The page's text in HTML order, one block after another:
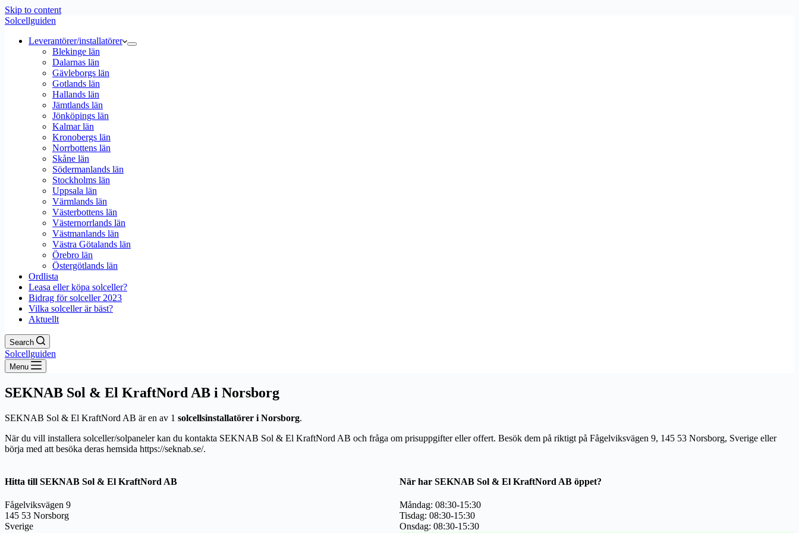
Skip to content
Solcellguiden
Leverantörer/installatörer
Blekinge län
Dalarnas län
Gävleborgs län
Gotlands län
Hallands län
Jämtlands län
Jönköpings län
Kalmar län
Kronobergs län
Norrbottens län
Skåne län
Södermanlands län
Stockholms län
Uppsala län
Värmlands län
Västerbottens län
Västernorrlands län
Västmanlands län
Västra Götalands län
Örebro län
Östergötlands län
Ordlista
Leasa eller köpa solceller?
Bidrag för solceller 2023
Vilka solceller är bäst?
Aktuellt
Search
Solcellguiden
Menu
SEKNAB Sol & El KraftNord AB i Norsborg
SEKNAB Sol & El KraftNord AB är en av 1 solcellsinstallatörer i Norsborg.
När du vill installera solceller/solpaneler kan du kontakta SEKNAB Sol & El KraftNord AB och fråga om prisuppgifter eller offert. Besök dem på riktigt på Fågelviksvägen 9, 145 53 Norsborg, Sverige eller
börja med att besöka deras hemsida https://seknab.se/.
Hitta till SEKNAB Sol & El KraftNord AB
Fågelviksvägen 9
145 53 Norsborg
Sverige
När har SEKNAB Sol & El KraftNord AB öppet?
Måndag: 08:30-15:30
Tisdag: 08:30-15:30
Onsdag: 08:30-15:30